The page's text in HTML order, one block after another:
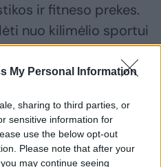
My Personal Information
sharing to third parties, or
sensitive information for
use the below opt-out
Please note that after your
may continue seeing
ir fitneso prekes.
nuo kilimėlio sportui
jūsų
ne tik suteikia
į jogos, pilateso,